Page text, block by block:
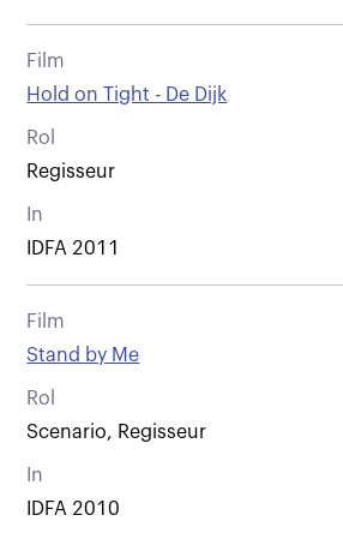
Film
Hold on Tight - De Dijk
Rol
Regisseur
In
IDFA 2011
Film
Stand by Me
Rol
Scenario, Regisseur
In
IDFA 2010